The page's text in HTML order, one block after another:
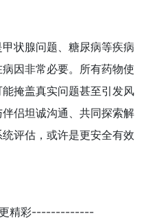
状腺问题、糖尿病等疾病
因非常必要。所有药物使
掩盖真实问题甚至引发风
侣坦诚沟通、共同探索解
评估，或许是更安全有效
精彩-------------